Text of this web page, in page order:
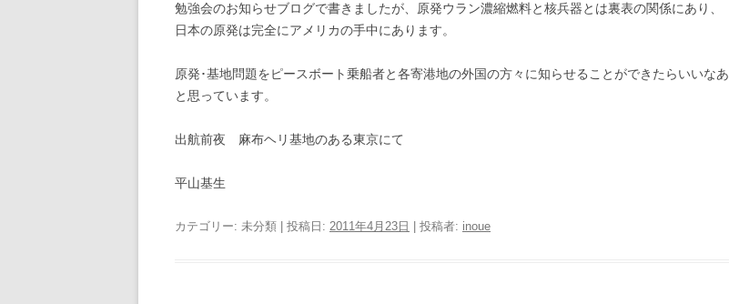
勉強会のお知らせブログで書きましたが、原発ウラン濃縮燃料と核兵器とは裏表の関係にあり、
日本の原発は完全にアメリカの手中にあります。
原発･基地問題をピースボート乗船者と各寄港地の外国の方々に知らせることができたらいいなあ
と思っています。
出航前夜 麻布ヘリ基地のある東京にて
平山基生
カテゴリー: 未分類 | 投稿日: 2011年4月23日 投稿者: inoue